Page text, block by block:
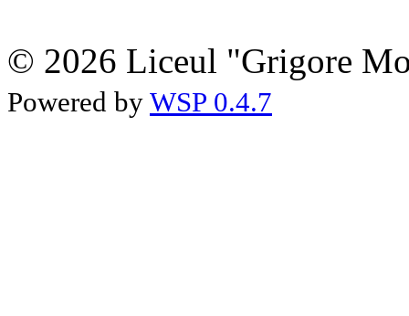
© 2026 Liceul "Grigore
Powered by WSP 0.4.7